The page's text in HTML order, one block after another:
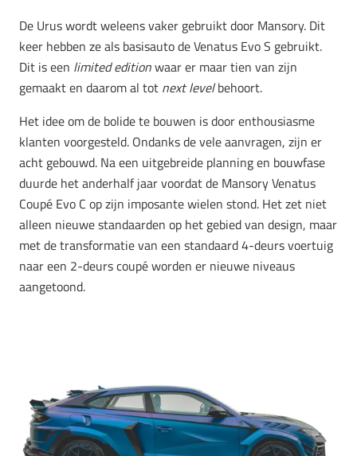
De Urus wordt weleens vaker gebruikt door Mansory. Dit
keer hebben ze als basisauto de Venatus Evo S gebruikt.
Dit is een limited editionwaar er maar tien van zijn
gemaakt en daarom al tot next levelbehoort.
Het idee om de bolide te bouwen is door enthousiasme
klanten voorgesteld. Ondanks de vele aanvragen, zijn er
acht gebouwd. Na een uitgebreide planning en bouwfase
duurde het anderhalf jaar voordat de Mansory Venatus
Coupé Evo C op zijn imposante wielen stond. Het zet niet
alleen nieuwe standaarden op het gebied van design, maar
met de transformatie van een standaard 4-deurs voertuig
naar een 2-deurs coupé worden er nieuwe niveaus
aangetoond.